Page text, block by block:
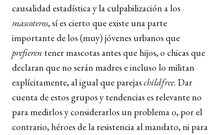
causalidad estadística y la culpabilización a los
mascoteros, sí es cierto que existe una parte
importante de los (muy) jóvenes urbanos que
prefieren tener mascotas antes que hijos, o chicas que
declaran que no serán madres e incluso lo militan
explícitamente, al igual que parejaschildfree. Dar
cuenta de estos grupos y tendencias es relevante no
para medirlos y considerarlos un problema o, por el
contrario, héroes de la resistencia al mandato, ni para